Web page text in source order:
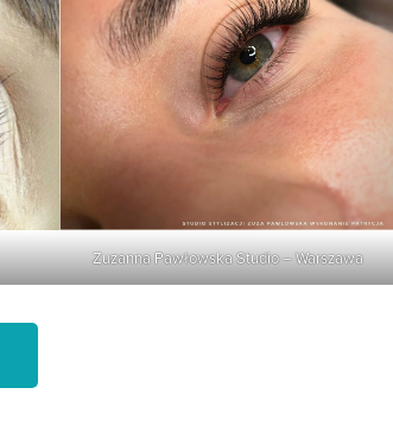
Zuzanna Pawłowska Studio – Warszawa